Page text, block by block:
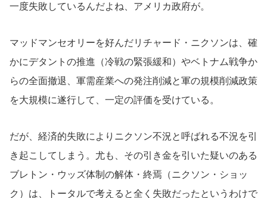
一度失敗しているんだよね、アメリカ政府が。
マッドマンセオリーを好んだリチャード・ニクソンは、確
かにデタントの推進（冷戦の緊張緩和）やベトナム戦争か
らの全面撤退、軍需産業への発注削減と軍の規模削減政策
を大規模に遂行して、一定の評価を受けている。
だが、経済的失敗によりニクソン不況と呼ばれる不況を引
き起こしてしまう。尤も、その引き金を引いた疑いのある
ブレトン・ウッズ体制の解体・終焉（ニクソン・ショッ
ク）は、トータルで考えると全く失敗だったというわけで